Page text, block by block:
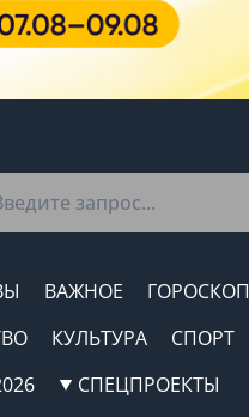
ВАЖНОЕ ГОРОСКОП
КУЛЬТУРА СПОРТ
СПЕЦПРОЕКТЫ